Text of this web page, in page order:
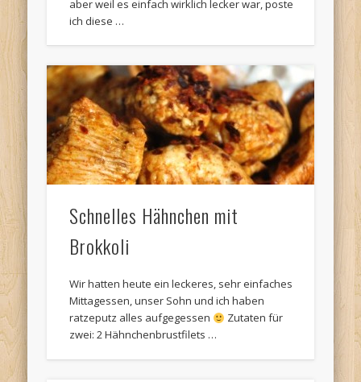
aber weil es einfach wirklich lecker war, poste
ich diese …
Schnelles Hähnchen mit
Brokkoli
Wir hatten heute ein leckeres, sehr einfaches
Mittagessen, unser Sohn und ich haben
ratzeputz alles aufgegessen
Zutaten für
zwei: 2 Hähnchenbrustfilets …